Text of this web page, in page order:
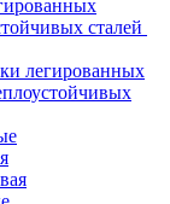
сталей
легированных